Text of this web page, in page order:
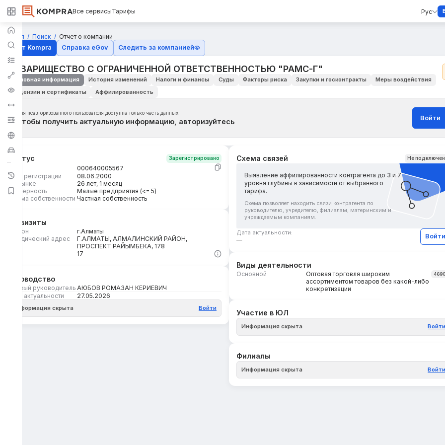
Все сервисыТарифы Рус
Главная Поиск
Отчет о компании
Отчёт Kompra
Справка eGov Следить за компанией
ТОВАРИЩЕСТВО С ОГРАНИЧЕННОЙ ОТВЕТСТВЕННОСТЬЮ "РАМС-Г"
Основная информация История изменений Налоги и финансы Суды Факторы риска Закупки и госконтракты
Меры воздействия
Лицензии и сертификаты
Аффилированность
Для неавторизованного пользователя доступна только часть данных
Чтобы получить актуальную информацию, авторизуйтесь Войти
Статус Зарегистрировано
000640005567
Дата регистрации
08.06.2000
На рынке
26 лет, 1 месяц
Размерность
Малые предприятия (<= 5)
Форма собственности Частная собственность
Реквизиты
Регион
г.Алматы
Юридический адрес
Г.АЛМАТЫ, АЛМАЛИНСКИЙ РАЙОН,
ПРОСПЕКТ РАЙЫМБЕКА, 178
17
Руководство
Первый руководитель АЮБОВ РОМАЗАН КЕРИЕВИЧ
Дата актуальности
27.05.2026
Информация скрыта Войти
Схема связей Не
Выявление аффилированности контрагента до 3 и 7
уровня глубины в зависимости от выбранного
тарифа.
Схема позволяет находить связи контрагента по
руководителю, учредителю, филиалам, материнским и
учреждаемым компаниям.
Дата актуальности:
—
Войти
Виды деятельности
Основной
Оптовая торговля широким
ассортиментом товаров без какой-либо
конкретизации
Участие в ЮЛ
Информация скрыта Войти
Филиалы
Информация скрыта Войти